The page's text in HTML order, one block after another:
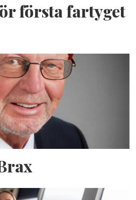
första fartyget